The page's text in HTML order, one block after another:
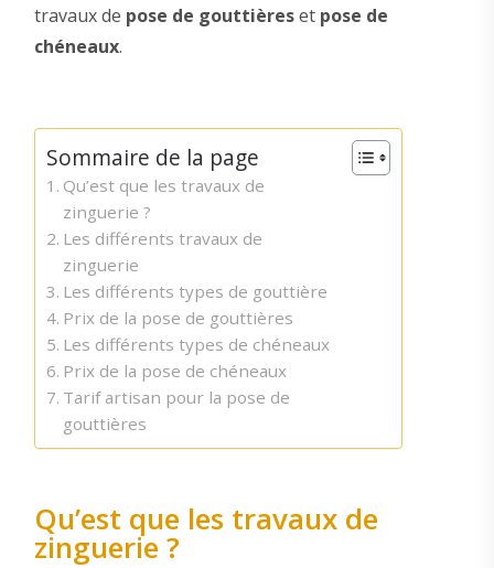
travaux de pose de gouttièreset pose de
chéneaux.
Sommaire de la page
Qu’est que les travaux de
zinguerie ?
Les différents travaux de
zinguerie
Les différents types de gouttière
Prix de la pose de gouttières
Les différents types de chéneaux
Prix de la pose de chéneaux
Tarif artisan pour la pose de
gouttières
Qu’est que les travaux de
zinguerie ?